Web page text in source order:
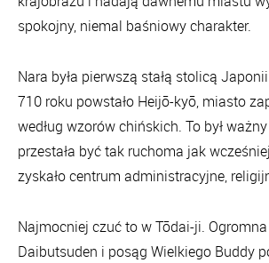
spokojny, niemal baśniowy charakter.
Nara była pierwszą stałą stolicą
710 roku powstało Heijō-kyō, miasto
według wzorów chińskich. To był
przestała być tak ruchoma jak
zyskało centrum administracyjne,
Najmocniej czuć to w Tōdai-ji.
Daibutsuden i posąg Wielkiego Buddy